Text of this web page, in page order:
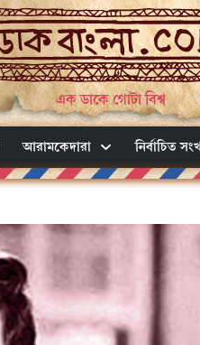
এক ডাকে গোটা বিশ্ব
আরামকেদারা নির্বাচিত